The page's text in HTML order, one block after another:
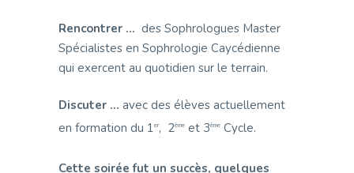
Rencontrer … des Sophrologues Master
Spécialistes en Sophrologie Caycédienne
qui exercent au quotidien sur le terrain.
Discuter … avec des élèves actuellement
en formation du 1er, 2ème et 3ème Cycle.
Cette soirée fut un succès, quelques